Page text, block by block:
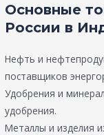
Основные
России в
Нефть и
поставщиков
Удобрения и
удобрения.
Металлы и изделия